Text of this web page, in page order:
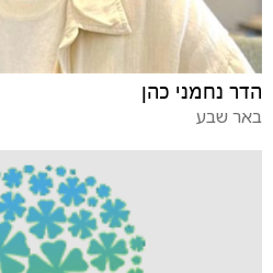
הדר נחמני כהן
באר שבע